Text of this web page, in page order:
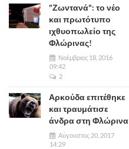
"Ζωντανά": το νέο
και πρωτότυπο
ιχθυοπωλείο της
Φλώρινας!
Νοέμβριος 18, 2016
09:42
2
Αρκούδα επιτέθηκε
και τραυμάτισε
άνδρα στη Φλώρινα
Αύγουστος 20, 2017
14:29